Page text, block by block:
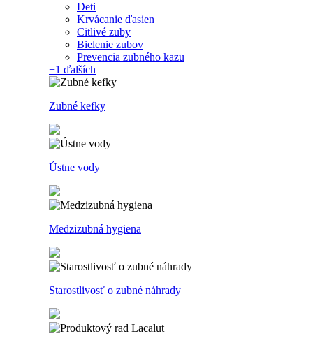
Deti
Krvácanie ďasien
Citlivé zuby
Bielenie zubov
Prevencia zubného kazu
+1 ďalších
Zubné kefky
Ústne vody
Medzizubná hygiena
Starostlivosť o zubné náhrady